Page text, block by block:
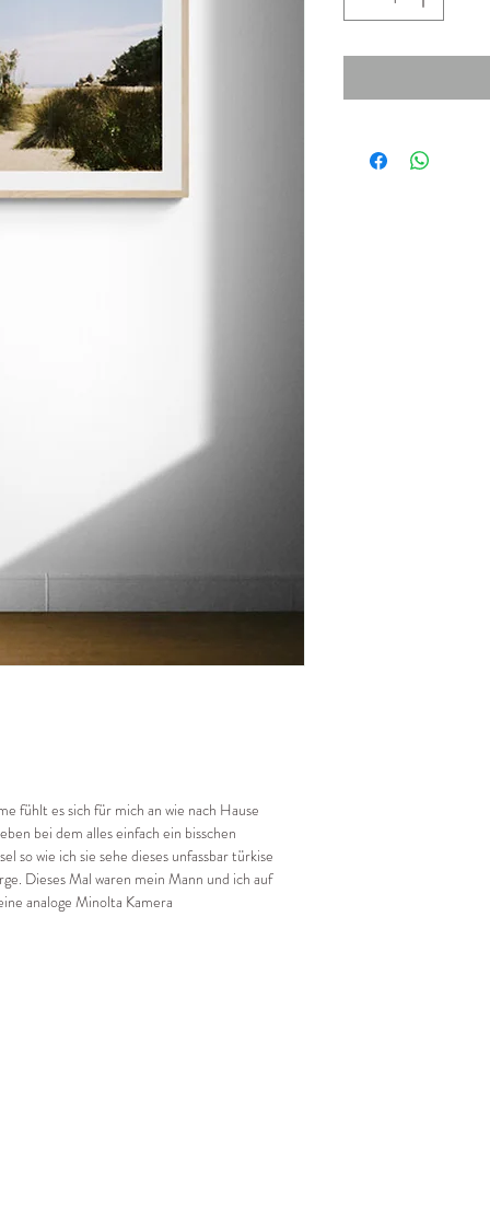
fühlt es sich für mich an wie nach Hause
bei dem alles einfach ein bisschen
so wie ich sie sehe dieses unfassbar türkise
Dieses Mal waren mein Mann und ich auf
analoge Minolta Kamera